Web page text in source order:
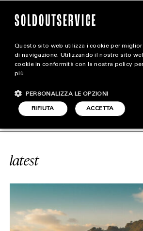
magazine
STYLE
FOOTWEAR
#TECNOMAR
latest
Questo sito web utilizza i cookie per
di navigazione. Utilizzando il nostro sito
cookie in conformità con la nostra policy
più
ACCETTA
RIFIUTA
PERSONALIZZA LE OPZIONI